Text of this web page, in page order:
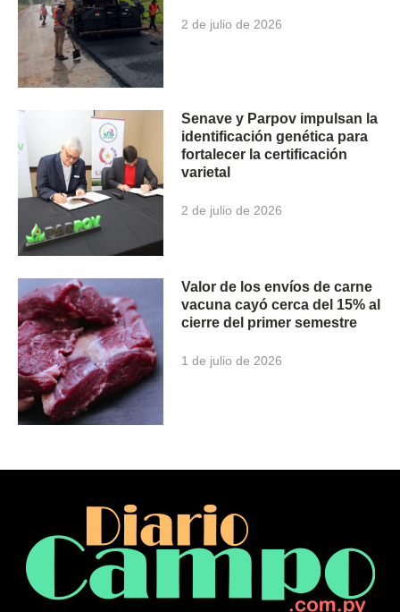
2 de julio de 2026
Senave y Parpov impulsan la
identificación genética para
fortalecer la certificación
varietal
2 de julio de 2026
Valor de los envíos de carne
vacuna cayó cerca del 15% al
cierre del primer semestre
1 de julio de 2026